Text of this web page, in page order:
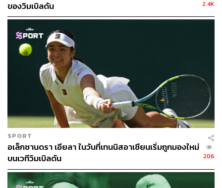
ในการแข่งขันรายการยูเอส โอเพ่นเมื่อปีกลาย เธอคิดไอเดีย
ในการสื่อสารถึงปัญหาเรื่องนี้ได้ด้วยการเขียนชื่อของคนผิว
ดำที่เสียชีวิตอย่างน่าเศร้าเพราะการเหยียดสีผิวบนหน้ากากที่
จะสวมใส่ก่อนลงแข่งขัน และมันก็กลายเป็นแรงบันดาลใจที่
ทำให้เธออยากจะไปให้สุดทางเพื่อจะได้ให้โลกได้เห็นชื่อของ
คนที่จากไปด้วยเหตุอันไม่อันควรทั้งหมด
ชื่อของ บรีออนนา เทย์เลอร์, เอไลจาห์ แม็คเคลน, อาหมัด
อาร์เบอรี, เทรย์วอน มาร์ติน, จอร์จ ฟลอยด์, ฟิลานโด คาสติล
และ ทาเมียร์ รีซ ปรากฏต่อหน้าคนทั้งโลกที่จับตาดูอยู่ โดยมี
นักเทนนิสวัยเพียง 20 เศษๆ ที่เรียกร้องความยุติธรรมให้แก่
พวกเขา
แรงบันดาลใจของโอซากะในการทำเช่นนี้มาจากการที่เธอ
ได้ดูซีรีส์ทาง Netflix เรื่องWhen They See Usซึ่งมาจาก
เรื่องจริงของวัยรุ่นผิวดำ 5 คนในย่านฮาร์เล็มที่ถูกกล่าวหาว่า
ของวิมเบิลดัน
2.4K
SPORT
อเล็กซานดรา เอียลา ในวันที่เทนนิสอาเซียนเริ่มถูกมองใหม่
บนเวทีวิมเบิลดัน
206